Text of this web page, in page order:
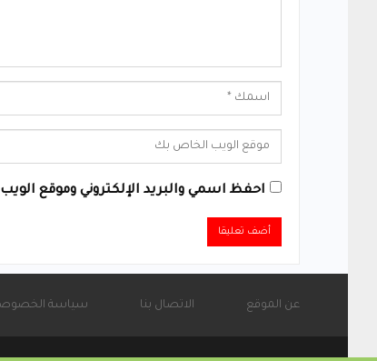
احفظ اسمي والبريد الإلكتروني وموقع
عن الموقع الاتصال بنا سياسة